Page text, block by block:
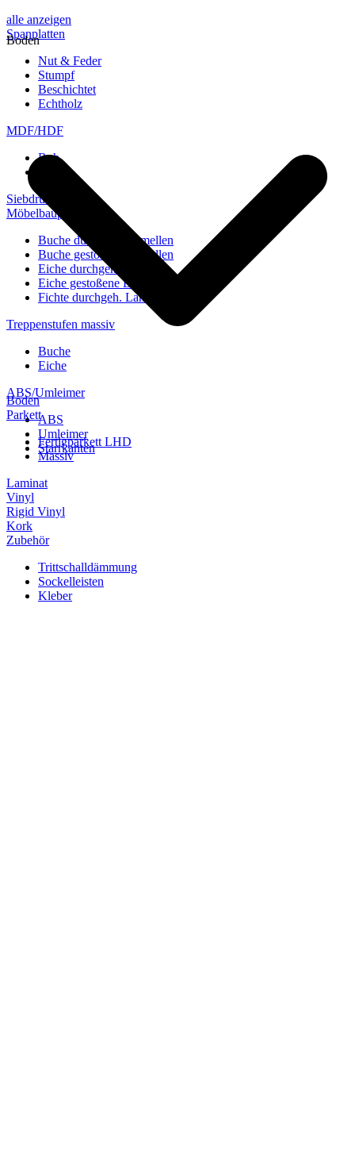
alle anzeigen
Spanplatten
Nut & Feder
Stumpf
Beschichtet
Echtholz
MDF/HDF
Roh
Siebdruckplatten
Möbelbauplatten
Buche durchgeh. Lamellen
Buche gestoßene Lamellen
Eiche durchgeh. Lamellen
Eiche gestoßene Lamellen
Fichte durchgeh. Lamellen
Treppenstufen massiv
Buche
Eiche
ABS/Umleimer
ABS
Umleimer
Starrkanten
Boden
Boden
Parkett
Fertigparkett LHD
Massiv
Laminat
Vinyl
Rigid Vinyl
Kork
Zubehör
Trittschalldämmung
Sockelleisten
Kleber